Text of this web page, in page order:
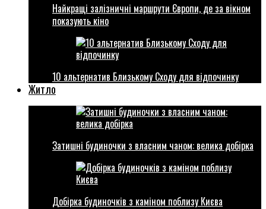
Найкращі залізничні маршрути Європи, де за вікном
показують кіно
10 альтернатив Близькому Сходу для відпочинку
Житло
Затишні будиночки з власним чаном: велика добірка
Добірка будиночків з каміном поблизу Києва